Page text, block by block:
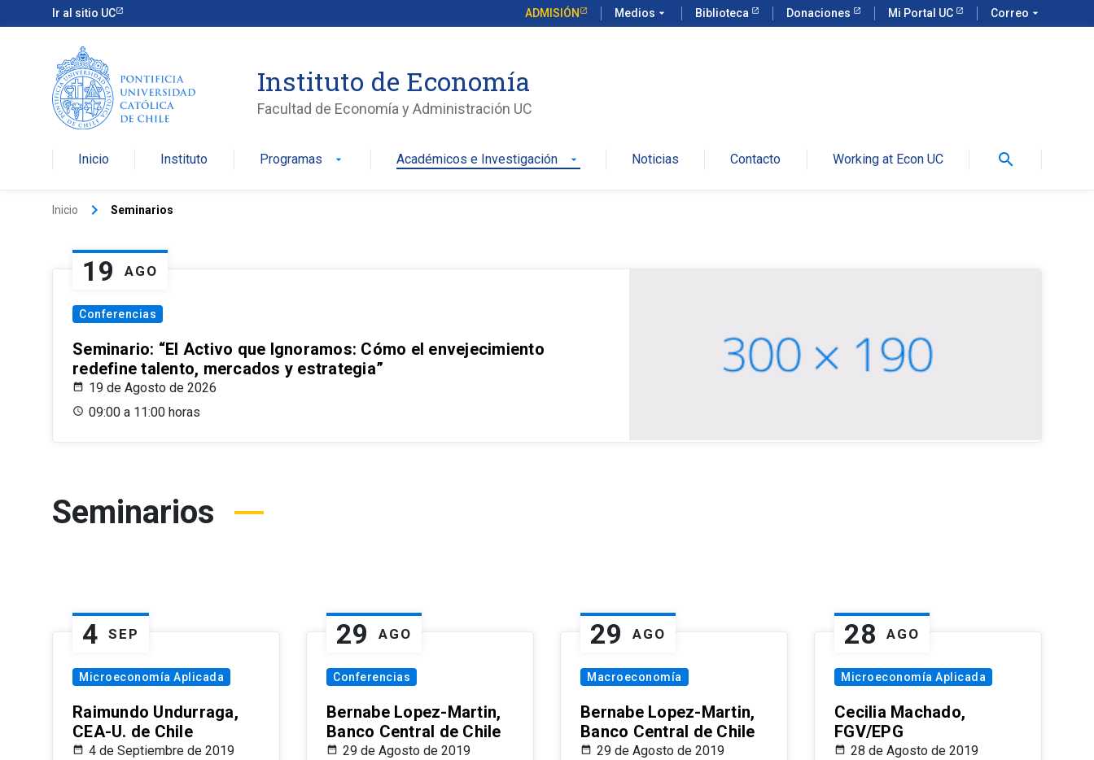
Ir al sitio UC ADMISIÓN Medios arrow_drop_down Biblioteca Donaciones Mi Portal UC Correo arrow_drop_down
Instituto de Economía
Facultad de Economía y Administración UC
Inicio Instituto Programas arrow_drop_down Académicos e Investigación arrow_drop_down Noticias Contacto Working at Econ UC search
Inicio keyboard_arrow_right Seminarios
19 AGO
Conferencias
Seminario: “El Activo que Ignoramos: Cómo el envejecimiento
redefine talento, mercados y estrategia”
19 de Agosto de 2026
09:00 a 11:00 horas
Seminarios
4 SEP
Microeconomía Aplicada
Raimundo Undurraga,
CEA-U. de Chile
4 de Septiembre de 2019
29 AGO
Conferencias
Bernabe Lopez-Martin,
Banco Central de Chile
29 de Agosto de 2019
29 AGO
Macroeconomía
Bernabe Lopez-Martin,
Banco Central de Chile
29 de Agosto de 2019
28 AGO
Microeconomía Aplicada
Cecilia Machado,
FGV/EPG
28 de Agosto de 2019